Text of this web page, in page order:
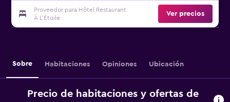
Proveedor para Hôtel Restaurant
À L'Etoile
Ver precios
Sobre Habitaciones Opiniones Ubicación
Precio de habitaciones y ofertas de